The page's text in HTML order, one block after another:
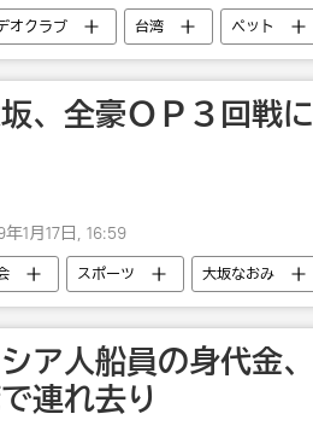
オクラブ 台湾 ペット
、全豪ＯＰ３回戦
年1月17日, 16:59
スポーツ 大坂なおみ
ア人船員の身代金
連れ去り